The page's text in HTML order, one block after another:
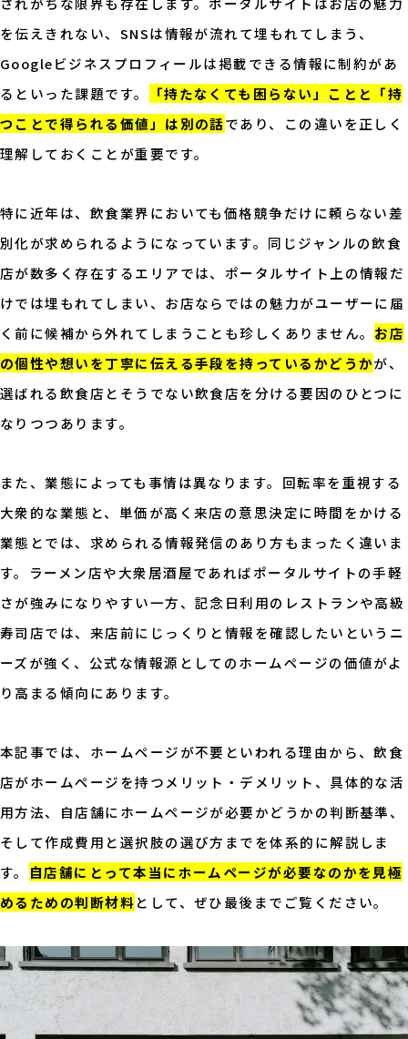
を伝えきれない、SNSは情報が流れて埋もれてしまう、
Googleビジネスプロフィールは掲載できる情報に制約があ
るといった課題です。
「持たなくても困らない」ことと「持
つことで得られる価値」は別の話であり、この違いを正しく
理解しておくことが重要です。
特に近年は、飲食業界においても価格競争だけに頼らない差
別化が求められるようになっています。同じジャンルの飲食
店が数多く存在するエリアでは、ポータルサイト上の情報だ
けでは埋もれてしまい、お店ならではの魅力がユーザーに届
く前に候補から外れてしまうことも珍しくありません。 お店
の個性や想いを丁寧に伝える手段を持っているかどうかが、
選ばれる飲食店とそうでない飲食店を分ける要因のひとつに
なりつつあります。
また、業態によっても事情は異なります。回転率を重視する
大衆的な業態と、単価が高く来店の意思決定に時間をかける
業態とでは、求められる情報発信のあり方もまったく違いま
す。ラーメン店や大衆居酒屋であればポータルサイトの手軽
さが強みになりやすい一方、記念日利用のレストランや高級
寿司店では、来店前にじっくりと情報を確認したいというニ
ーズが強く、公式な情報源としてのホームページの価値がよ
り高まる傾向にあります。
本記事では、ホームページが不要といわれる理由から、飲食
店がホームページを持つメリット・デメリット、具体的な活
用方法、自店舗にホームページが必要かどうかの判断基準、
そして作成費用と選択肢の選び方までを体系的に解説しま
す。 自店舗にとって本当にホームページが必要なのかを見極
めるための判断材料として、ぜひ最後までご覧ください。